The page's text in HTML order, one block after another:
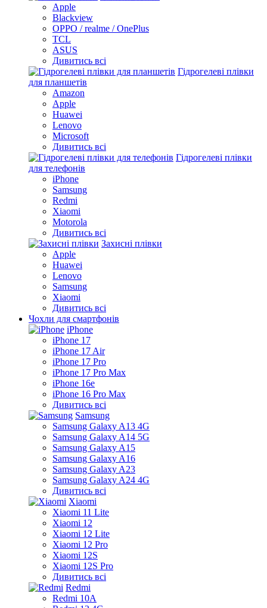
Apple
Blackview
OPPO / realme / OnePlus
TCL
ASUS
Дивитись всі
Гідрогелеві плівки
для планшетів
Amazon
Apple
Huawei
Lenovo
Microsoft
Дивитись всі
Гідрогелеві плівки
для телефонів
iPhone
Samsung
Redmi
Xiaomi
Motorola
Дивитись всі
Захисні плівки
Apple
Huawei
Lenovo
Samsung
Xiaomi
Дивитись всі
Чохли для смартфонів
iPhone
iPhone 17
iPhone 17 Air
iPhone 17 Pro
iPhone 17 Pro Max
iPhone 16e
iPhone 16 Pro Max
Дивитись всі
Samsung
Samsung Galaxy A13 4G
Samsung Galaxy A14 5G
Samsung Galaxy A15
Samsung Galaxy A16
Samsung Galaxy A23
Samsung Galaxy A24 4G
Дивитись всі
Xiaomi
Xiaomi 11 Lite
Xiaomi 12
Xiaomi 12 Lite
Xiaomi 12 Pro
Xiaomi 12S
Xiaomi 12S Pro
Дивитись всі
Redmi
Redmi 10A